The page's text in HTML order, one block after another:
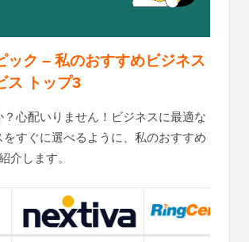
ック – 私のおすすめビジネス
ス トップ3
心配いりません！ビジネスに最適な
すぐに選べるように、私のおすすめ
介します。